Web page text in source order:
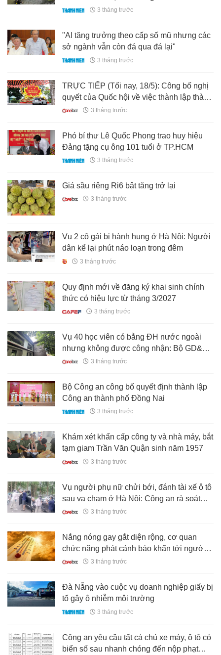
3 tháng trước
"AI tăng trưởng theo cấp số mũ nhưng các
sở ngành vẫn còn đá qua đá lại"
3 tháng trước
TRỰC TIẾP (Tối nay, 18/5): Công bố nghị
quyết của Quốc hội về việc thành lập thành
phố Đồng Nai
3 tháng trước
Phó bí thư Lê Quốc Phong trao huy hiệu
Đảng tặng cụ ông 101 tuổi ở TP.HCM
3 tháng trước
Giá sầu riêng Ri6 bật tăng trở lại
3 tháng trước
Vụ 2 cô gái bị hành hung ở Hà Nội: Người
dân kể lại phút náo loạn trong đêm
3 tháng trước
Quy định mới về đăng ký khai sinh chính
thức có hiệu lực từ tháng 3/2027
3 tháng trước
Vụ 40 học viên có bằng ĐH nước ngoài
nhưng không được công nhận: Bộ GD&ĐT
lập đoàn kiểm tra
3 tháng trước
Bộ Công an công bố quyết định thành lập
Công an thành phố Đồng Nai
3 tháng trước
Khám xét khẩn cấp công ty và nhà máy, bắt
tạm giam Trần Văn Quận sinh năm 1957
3 tháng trước
Vụ người phụ nữ chửi bới, đánh tài xế ô tô
sau va chạm ở Hà Nội: Công an rà soát
camera để tìm người
3 tháng trước
Nắng nóng gay gắt diện rộng, cơ quan
chức năng phát cảnh báo khẩn tới người
dân
3 tháng trước
Đà Nẵng vào cuộc vụ doanh nghiệp giấy bị
tố gây ô nhiễm môi trường
3 tháng trước
Công an yêu cầu tất cả chủ xe máy, ô tô có
biển số sau nhanh chóng đến nộp phạt